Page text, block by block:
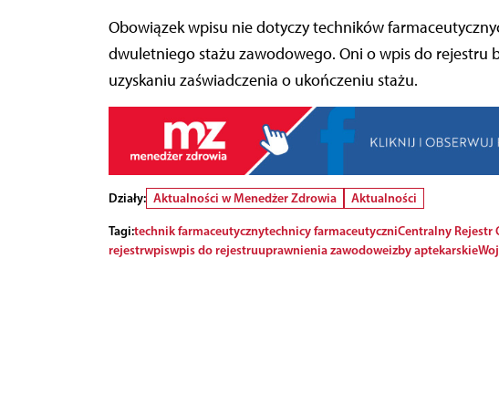
Obowiązek wpisu nie dotyczy techników
dwuletniego stażu zawodowego. Oni o wpis do rejestru
uzyskaniu zaświadczenia o ukończeniu stażu.
Działy: Aktualności w Menedżer Zdrowia
Aktualności
Tagi:technik farmaceutycznytechnicy farmaceutyczniCentralny Rejestr
rejestrwpiswpis do rejestruuprawnienia zawodoweizby aptekarskie